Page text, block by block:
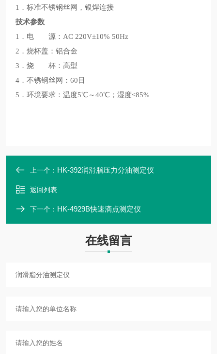
1．标准不锈钢丝网，银焊连接
技术参数
1．电 源：AC 220V±10% 50Hz
2．烧杯盖：铝合金
3．烧 杯：高型
4．不锈钢丝网：60目
5．环境要求：温度5℃～40℃；湿度≤85%
上一个： HK-392润滑脂压力分油测定仪
返回列表
下一个： HK-4929B快速滴点测定仪
在线留言